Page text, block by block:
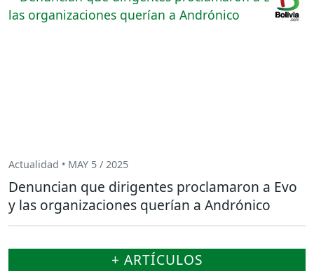
Actualidad • MAY 5 / 2025
Denuncian que dirigentes proclamaron a Evo
y las organizaciones querían a Andrónico
+ ARTÍCULOS